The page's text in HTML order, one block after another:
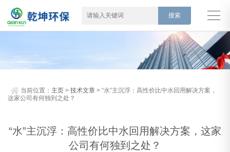
当前位置： 主页 >技术文章 > “水”主沉浮：高性价比中水回用解决方案，
这家公司有何独到之处？
“水”主沉浮：高性价比中水回用解决方案，这家
公司有何独到之处？